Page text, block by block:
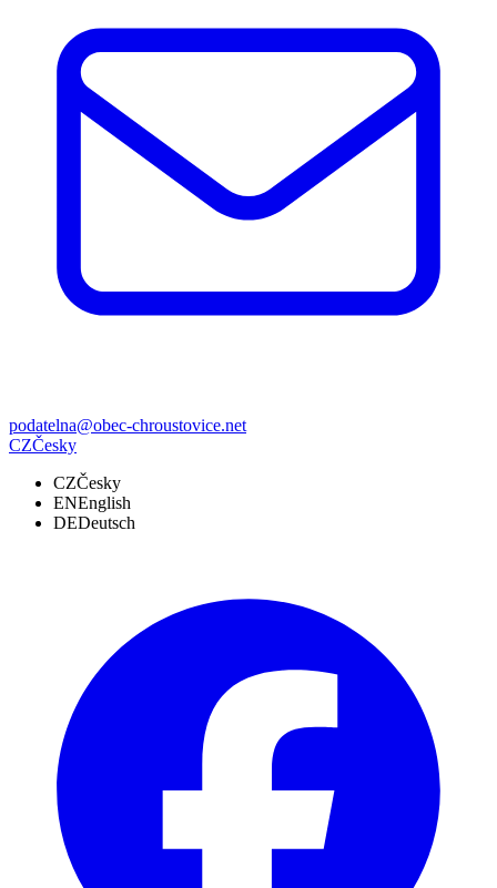
podatelna@obec-chroustovice.net
CZČesky
CZČesky
ENEnglish
DEDeutsch